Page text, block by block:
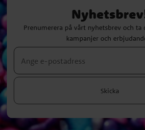
Prenumerera på vårt nyhetsbrev och ta
kampanjer och
Skicka